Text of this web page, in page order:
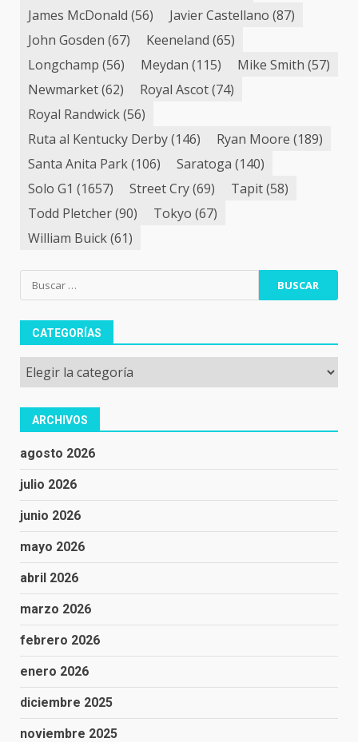
James McDonald (56) Javier Castellano (87)
John Gosden (67) Keeneland (65)
Longchamp (56) Meydan (115) Mike Smith (57)
Newmarket(62) Royal Ascot(74)
Royal Randwick(56)
Ruta al Kentucky Derby(146) Ryan Moore (189)
Santa Anita Park(106) Saratoga (140)
Solo G1 (1657) Street Cry(69) Tapit(58)
Todd Pletcher(90) Tokyo (67)
William Buick(61)
Buscar:
CATEGORÍAS
Categorías
ARCHIVOS
agosto 2026
julio 2026
junio 2026
mayo 2026
abril 2026
marzo 2026
febrero 2026
enero 2026
diciembre 2025
noviembre 2025